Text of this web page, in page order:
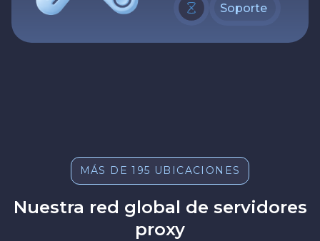
Soporte
MÁS DE 195 UBICACIONES
Nuestra red global de servidores
proxy